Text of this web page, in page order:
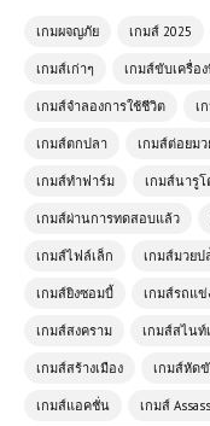
เกมผจญภัย เกมส์ 2025
เกมส์เก่าๆ เกมส์ขับเครื่อ
เกมส์จำลองการใช้ชีวิต เ
เกมส์ตกปลา เกมส์ต่อยมว
เกมส์ทำฟาร์ม เกมส์นารูโ
เกมส์ผ่านการทดสอบแล้ว
เกมส์ไฟล์เล็ก เกมส์มวยป
เกมส์ยิงซอมบี้ เกมส์รถแข่
เกมส์สงคราม เกมส์สไนท์
เกมส์สร้างเมือง เกมส์หัด
เกมส์แอคชั่น เกมส์